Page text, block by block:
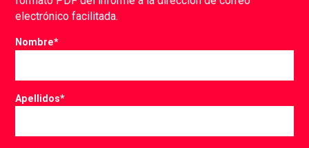
electrónico facilitada.
Nombre*
Apellidos*